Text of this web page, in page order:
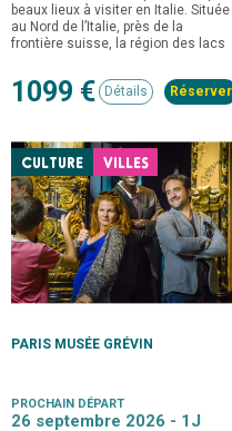
beaux lieux à visiter en Italie. Située
au Nord de l’Italie, près de la
frontière suisse, la région des lacs
Majeur, le lac de Garde ou encore le
lac de Côme.
1099 € Détails
CULTURE VILLES
PARIS MUSÉE GRÉVIN
PROCHAIN DÉPART
26 septembre 2026 - 1J